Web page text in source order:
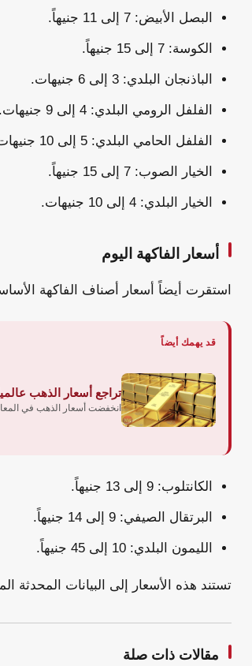
البصل الأبيض: 7 إلى 11 جنيهاً.
الكوسة: 7 إلى 15 جنيهاً.
الباذنجان البلدي: 3 إلى 6 جنيهات.
الفلفل الرومي البلدي: 4 إلى 9 جنيهات.
الفلفل الحامي البلدي: 5 إلى 10 جنيهات.
الخيار الصوب: 7 إلى 15 جنيهاً.
الخيار البلدي: 4 إلى 10 جنيهات.
أسعار الفاكهة اليوم
استقرت أيضاً أسعار أصناف الفاكهة
قد يهمك أيضاً
تراجع أسعار الذهب عالمياً
انخفضت أسعار الذهب في المعاملات الفورية إلى 4322.28
الكانتلوب: 9 إلى 13 جنيهاً.
البرتقال الصيفي: 9 إلى 14 جنيهاً.
الليمون البلدي: 10 إلى 45 جنيهاً.
تستند هذه الأسعار إلى البيانات المحدثة
مقالات ذات صلة